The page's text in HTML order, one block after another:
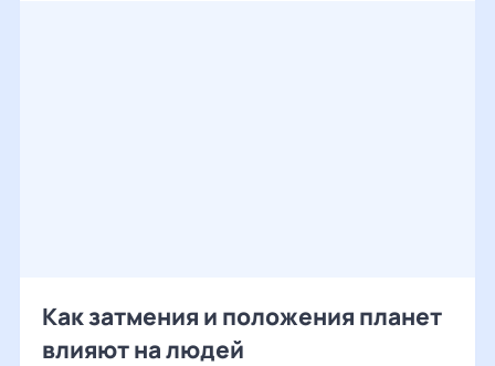
Как затмения и положения планет
влияют на людей